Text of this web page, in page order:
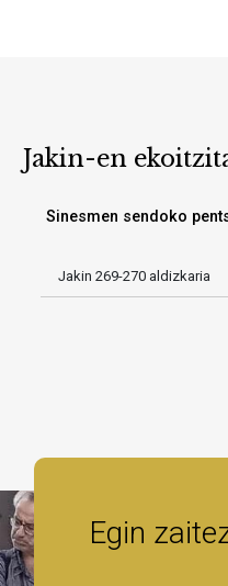
Jakin-en
Sinesmen sendoko
Jakin 269-270 aldizkaria
Egin